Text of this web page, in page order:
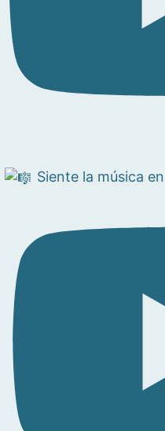
Siente la música